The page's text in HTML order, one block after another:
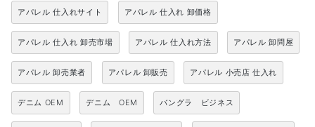
アパレル 仕入れサイト アパレル 仕入れ 卸価格
アパレル 仕入れ 卸売市場 アパレル 仕入れ方法 アパレル 卸問屋
アパレル 卸売業者 アパレル 卸販売 アパレル 小売店 仕入れ
デニム OEM デニム OEM バングラ ビジネス